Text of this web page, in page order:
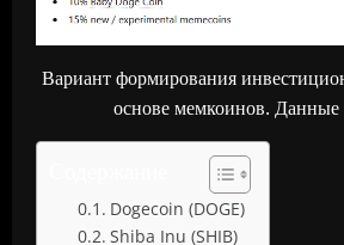
Вариант формирования
основе мемкоинов.
Dogecoin (DOGE)
Shiba Inu (SHIB)